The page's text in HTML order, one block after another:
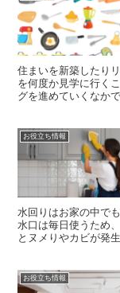
住まいを新築したり
を何度か見学に行く
グを進めていくなか
お役立ち情報
水回りはお家の中で
水口は毎日使うため
とヌメりやカビが発
お役立ち情報